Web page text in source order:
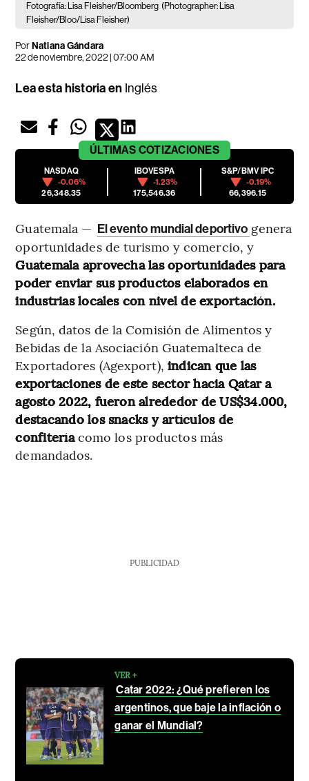
Fotografía: Lisa Fleisher/Bloomberg (Photographer: Lisa
Fleisher/Bloo/Lisa Fleisher)
PorNatiana Gándara
22 de noviembre, 2022 | 07:00 AM
Lea esta historia en Inglés
ÚLTIMAS COTIZACIONES
NASDAQ
-0.06%
26,348.35
IBOVESPA
-1.23%
175,546.36
S&P/BMV IPC
-0.19%
66,396.15
Guatemala — El evento mundial deportivo genera
oportunidades de turismo y comercio, y
Guatemala aprovecha las oportunidades para
poder enviar sus productos elaborados en
industrias locales con nivel de exportación.
Según, datos de la Comisión de Alimentos y
Bebidas de la Asociación Guatemalteca de
Exportadores (Agexport), indican que las
exportaciones de este sector hacia Qatar a
agosto 2022, fueron alrededor de US$34.000,
destacando los snacks y artículos de
confiteríacomo los productos más
demandados.
PUBLICIDAD
VER +
Catar 2022: ¿Qué prefieren los
argentinos, que baje la inflación o
ganar el Mundial?